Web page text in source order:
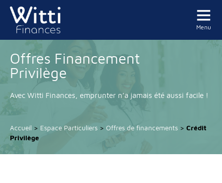
Menu
Offres Financement
Privilège
Avec Witti Finances, emprunter n’a jamais été aussi facile !
Accueil > Espace Particuliers > Offres de financements > Crédit
Privilège